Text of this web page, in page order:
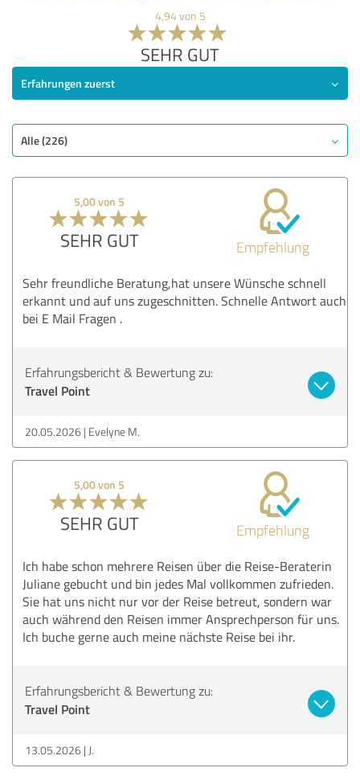
4,94 von 5
SEHR GUT
Erfahrungen zuerst
Alle (226)
5,00 von 5
SEHR GUT Empfehlung
Sehr freundliche Beratung,hat unsere Wünsche schnell
erkannt und auf uns zugeschnitten. Schnelle Antwort auch
bei E Mail Fragen .
Erfahrungsbericht & Bewertung zu:
Travel Point
20.05.2026 Evelyne M.
5,00 von 5
SEHR GUT Empfehlung
Ich habe schon mehrere Reisen über die Reise-Beraterin
Juliane gebucht und bin jedes Mal vollkommen zufrieden.
Sie hat uns nicht nur vor der Reise betreut, sondern war
auch während den Reisen immer Ansprechperson für uns.
Ich buche gerne auch meine nächste Reise bei ihr.
Erfahrungsbericht & Bewertung zu:
Travel Point
13.05.2026 J.